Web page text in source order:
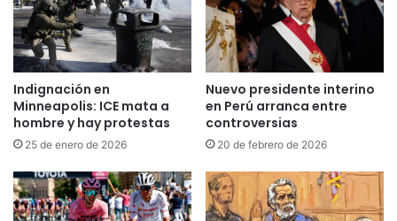
Indignación en
Minneapolis: ICE mata a
hombre y hay protestas
25 de enero de 2026
Nuevo presidente interino
en Perú arranca entre
controversias
20 de febrero de 2026